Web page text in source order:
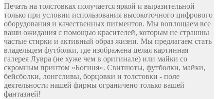
Печать на толстовках получается яркой и выразительной
только при условии использования высокоточного цифрового
оборудования и качественных пигментов. Мы воплощаем все
ваши ожидания с помощью красителей, которым не страшны
частые стирки и активный образ жизни. Мы предлагаем стать
владельцем футболки, где изображена целая картинная
галерея Лувра (не хуже чем в оригинале) или майки со
скромным принтом «Богиня». Свитшоты, футболки, майки,
бейсболки, лонгсливы, борцовки и толстовки - поле
деятельности нашей фирмы ограничено только вашей
фантазией!